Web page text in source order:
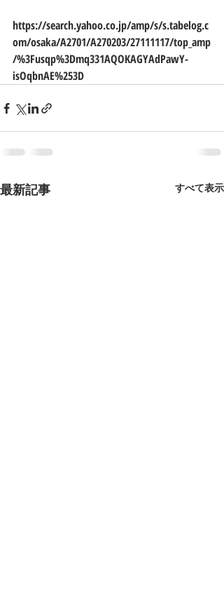
https://search.yahoo.co.jp/amp/s/s.tabelog.c
om/osaka/A2701/A270203/27111117/top_amp
/%3Fusqp%3Dmq331AQOKAGYAdPawY-
isOqbnAE%253D
最新記事 すべて表示